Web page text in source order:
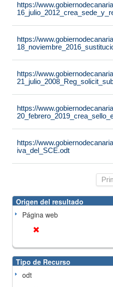
https://
https://
https://
https://
https://
iva_del_SCE.odt
Origen del resultado
Página web
Tipo de Recurso
odt